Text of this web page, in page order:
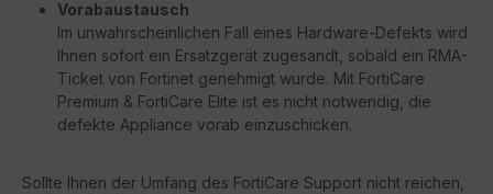
Vorabaustausch
Im unwahrscheinlichen Fall eines Hardware-Defekts wird
Ihnen sofort ein Ersatzgerät zugesandt, sobald ein RMA-
Ticket von Fortinet genehmigt wurde. Mit FortiCare
Premium & FortiCare Elite ist es nicht notwendig, die
defekte Appliance vorab einzuschicken.
Sollte Ihnen der Umfang des FortiCare Support nicht reichen,